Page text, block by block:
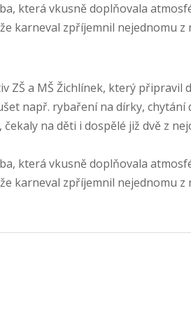
která vkusně doplňovala
karneval zpříjemnil nejednomu z
ZŠ a MŠ Žichlínek, který připravil
např. rybaření na dírky, chytání
na děti i dospělé již dvě z
která vkusně doplňovala
karneval zpříjemnil nejednomu z